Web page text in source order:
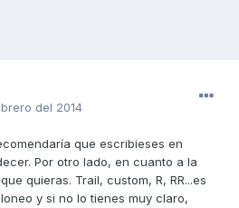
del 2014
que escribieses en
Por otro lado, en cuanto a la
quieras. Trail, custom, R, RR...es
y si no lo tienes muy claro,